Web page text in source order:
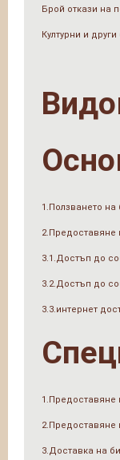
Брой откази на
Културни и
1.Ползването на
2.Предоставяне
3.1.Достъп до
3.2.Достъп до
3.3.интернет
2.Предоставяне
3.Доставка на